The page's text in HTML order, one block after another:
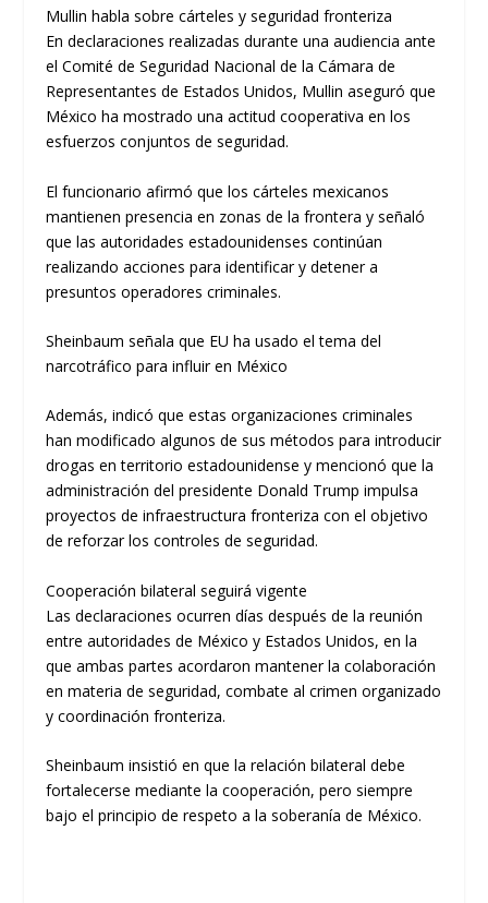
Mullin habla sobre cárteles y seguridad fronteriza
En declaraciones realizadas durante una audiencia ante
el Comité de Seguridad Nacional de la Cámara de
Representantes de Estados Unidos, Mullin aseguró que
México ha mostrado una actitud cooperativa en los
esfuerzos conjuntos de seguridad.
El funcionario afirmó que los cárteles mexicanos
mantienen presencia en zonas de la frontera y señaló
que las autoridades estadounidenses continúan
realizando acciones para identificar y detener a
presuntos operadores criminales.
Sheinbaum señala que EU ha usado el tema del
narcotráfico para influir en México
Además, indicó que estas organizaciones criminales
han modificado algunos de sus métodos para introducir
drogas en territorio estadounidense y mencionó que la
administración del presidente Donald Trump impulsa
proyectos de infraestructura fronteriza con el objetivo
de reforzar los controles de seguridad.
Cooperación bilateral seguirá vigente
Las declaraciones ocurren días después de la reunión
entre autoridades de México y Estados Unidos, en la
que ambas partes acordaron mantener la colaboración
en materia de seguridad, combate al crimen organizado
y coordinación fronteriza.
Sheinbaum insistió en que la relación bilateral debe
fortalecerse mediante la cooperación, pero siempre
bajo el principio de respeto a la soberanía de México.